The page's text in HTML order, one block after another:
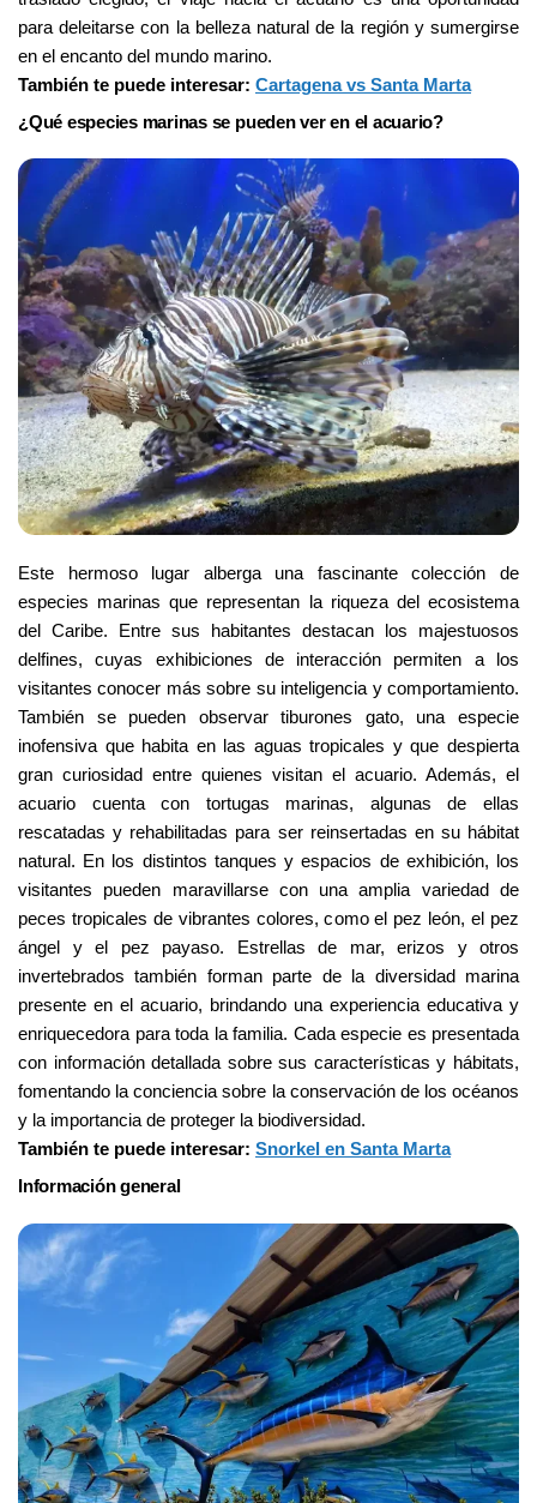
para deleitarse con la belleza natural de la región y sumergirse
en el encanto del mundo marino.
También te puede interesar: Cartagena vs Santa Marta
¿Qué especies marinas se pueden ver en el acuario?
Este hermoso lugar alberga una fascinante colección de
especies marinas que representan la riqueza del ecosistema
del Caribe. Entre sus habitantes destacan los majestuosos
delfines, cuyas exhibiciones de interacción permiten a los
visitantes conocer más sobre su inteligencia y comportamiento.
También se pueden observar tiburones gato, una especie
inofensiva que habita en las aguas tropicales y que despierta
gran curiosidad entre quienes visitan el acuario. Además, el
acuario cuenta con tortugas marinas, algunas de ellas
rescatadas y rehabilitadas para ser reinsertadas en su hábitat
natural. En los distintos tanques y espacios de exhibición, los
visitantes pueden maravillarse con una amplia variedad de
peces tropicales de vibrantes colores, como el pez león, el pez
ángel y el pez payaso. Estrellas de mar, erizos y otros
invertebrados también forman parte de la diversidad marina
presente en el acuario, brindando una experiencia educativa y
enriquecedora para toda la familia. Cada especie es presentada
con información detallada sobre sus características y hábitats,
fomentando la conciencia sobre la conservación de los océanos
y la importancia de proteger la biodiversidad.
También te puede interesar: Snorkel en Santa Marta
Información general